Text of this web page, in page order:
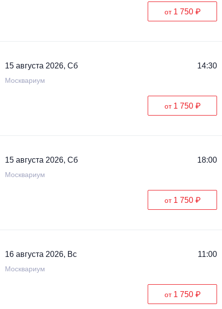
от 1 750 ₽
15 августа 2026, Сб 14:30
Москвариум
от 1 750 ₽
15 августа 2026, Сб 18:00
Москвариум
от 1 750 ₽
16 августа 2026, Вс 11:00
Москвариум
от 1 750 ₽